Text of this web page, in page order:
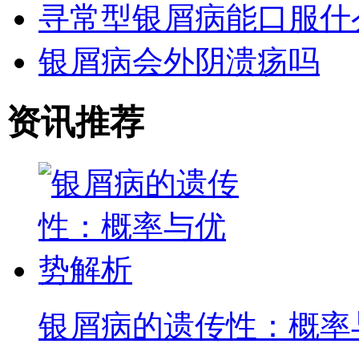
寻常型银屑病能口服什
银屑病会外阴溃疡吗
资讯推荐
银屑病的遗传性：概